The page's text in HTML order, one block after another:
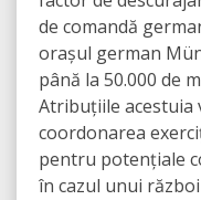
de comandă
orașul german
până la 50.000 de
Atribuțiile acestuia
coordonarea
pentru potențiale
în cazul unui